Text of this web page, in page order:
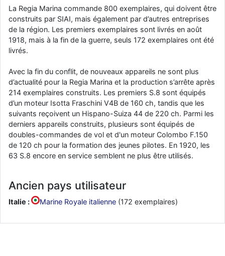
La Regia Marina commande 800 exemplaires, qui doivent être
construits par SIAI, mais également par d’autres entreprises
de la région. Les premiers exemplaires sont livrés en août
1918, mais à la fin de la guerre, seuls 172 exemplaires ont été
livrés.
Avec la fin du conflit, de nouveaux appareils ne sont plus
d’actualité pour la Regia Marina et la production s’arrête après
214 exemplaires construits. Les premiers S.8 sont équipés
d’un moteur Isotta Fraschini V4B de 160 ch, tandis que les
suivants reçoivent un Hispano-Suiza 44 de 220 ch. Parmi les
derniers appareils construits, plusieurs sont équipés de
doubles-commandes de vol et d'un moteur Colombo F.150
de 120 ch pour la formation des jeunes pilotes. En 1920, les
63 S.8 encore en service semblent ne plus être utilisés.
Ancien pays utilisateur
Italie : Marine Royale italienne (172 exemplaires)